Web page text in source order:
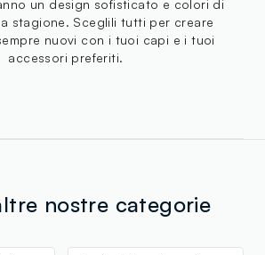
un design sofisticato e colori di
stagione. Sceglili tutti per creare
nuovi con i tuoi capi e i tuoi
accessori preferiti.
nostre categorie